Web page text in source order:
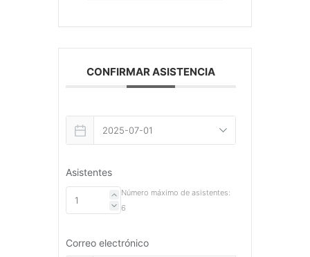
CONFIRMAR ASISTENCIA
Asistentes
Número máximo de asistentes:
6
Correo electrónico